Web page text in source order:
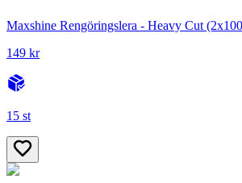
Maxshine Rengöringslera - Heavy Cut
149 kr
15 st